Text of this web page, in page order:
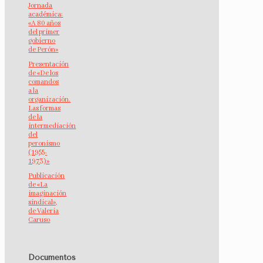
Jornada
académica:
«A 80 años
del primer
gobierno
de Perón»
Presentación
de «De los
comandos
a la
organización.
Las formas
de la
intermediación
del
peronismo
(1955-
1973)»
Publicación
de «La
imaginación
sindical»,
de Valeria
Caruso
Documentos